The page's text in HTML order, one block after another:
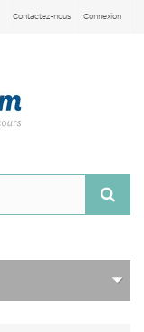
Connexion
Contactez-nous